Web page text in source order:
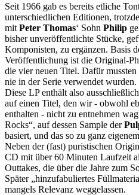
Seit 1966 gab es bereits etliche
unterschiedlichen Editionen,
mit Peter Thomas‘ Sohn Philip
bisher unveröffentlichte Stücke,
Komponisten, zu ergänzen. Basis
Veröffentlichung ist die Original-
die vier neuen Titel. Dafür
nie in der Serie verwendet wurden.
Diese LP enthält also
auf einen Titel, den wir - obwohl
enthalten - nicht zu entnehmen
Rocks“, auf dessen Sample der
basiert, und das so zu ganz
Neben der (fast) puristischen
CD mit über 60 Minuten Laufzeit
Outtakes, die über die Jahre zum
Später „hinzufabuliertes
mangels Relevanz weggelassen.